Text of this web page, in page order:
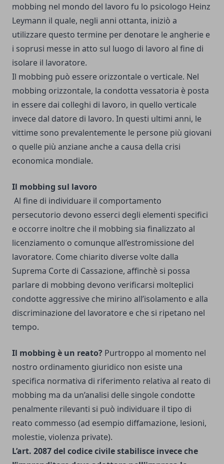
mobbing nel mondo del lavoro fu lo psicologo Heinz
Leymann il quale, negli anni ottanta, iniziò a
utilizzare questo termine per denotare le angherie e
i soprusi messe in atto sul luogo di lavoro al fine di
isolare il lavoratore.
Il mobbing può essere orizzontale o verticale. Nel
mobbing orizzontale, la condotta vessatoria è posta
in essere dai colleghi di lavoro, in quello verticale
invece dal datore di lavoro. In questi ultimi anni, le
vittime sono prevalentemente le persone più giovani
o quelle più anziane anche a causa della crisi
economica mondiale.
Il mobbing sul lavoro
Al fine di individuare il comportamento
persecutorio devono esserci degli elementi specifici
e occorre inoltre che il mobbing sia finalizzato al
licenziamento o comunque all’estromissione del
lavoratore. Come chiarito diverse volte dalla
Suprema Corte di Cassazione, affinchè si possa
parlare di mobbing devono verificarsi molteplici
condotte aggressive che mirino all’isolamento e alla
discriminazione del lavoratore e che si ripetano nel
tempo.
Il mobbing è un reato? Purtroppo al momento nel
nostro ordinamento giuridico non esiste una
specifica normativa di riferimento relativa al reato di
mobbing ma da un’analisi delle singole condotte
penalmente rilevanti si può individuare il tipo di
reato commesso (ad esempio diffamazione, lesioni,
molestie, violenza private).
L’art. 2087 del codice civile stabilisce invece che